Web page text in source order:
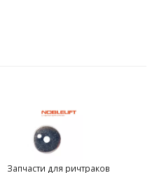
Запчасти для ричтраков